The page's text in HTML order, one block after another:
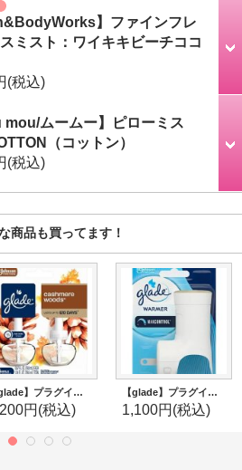
】ファインフレ
ミスト：ワイキキビーチココ
(税込)
mou/ムームー】ピローミス
（コットン）
(税込)
商品も買ってます！
【glade】プラグインオイルリフィル(2個入)：カシミアウッズ
円(税込)
【glade】プラグインオイルウォーマー本体（1個入り）
1,100円(税込)